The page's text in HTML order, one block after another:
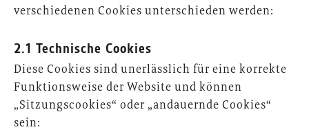
verschiedenen Cookies unterschieden werden:
2.1 Technische Cookies
Diese Cookies sind unerlässlich für eine korrekte
Funktionsweise der Website und können
„Sitzungscookies“ oder „andauernde Cookies“
sein: